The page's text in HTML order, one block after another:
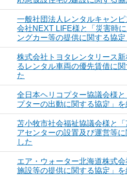
一般社団法人レンタルキャン
会社NEXT LIFE様と「災害時
ングカー等の提供に関する協
株式会社トヨタレンタリース
るレンタル車両の優先賃借に
た
全日本ヘリコプター協議会様
プターの出動に関する協定」
苫小牧市社会福祉協議会様と
アセンターの設置及び運営等
した
エア・ウォーター北海道株式
施設等の提供に関する協定」